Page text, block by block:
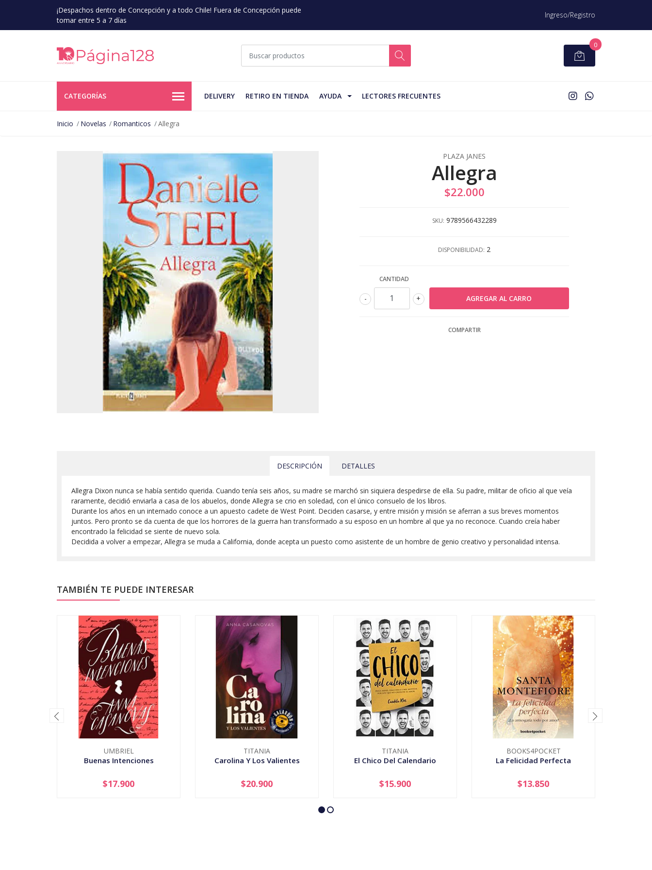
¡Despachos dentro de Concepción y a todo Chile! Fuera de Concepción puede
tomar entre 5 a 7 días
Ingreso/Registro
0
CATEGORÍAS DELIVERY RETIRO EN TIENDA AYUDA LECTORES FRECUENTES
Inicio Novelas Romanticos Allegra
PLAZA JANES
Allegra
$22.000
SKU: 9789566432289
DISPONIBILIDAD: 2
CANTIDAD
+
-
COMPARTIR
DESCRIPCIÓN DETALLES
Allegra Dixon nunca se había sentido querida. Cuando tenía seis años, su madre se marchó sin siquiera despedirse de ella. Su padre, militar de oficio al que veía
raramente, decidió enviarla a casa de los abuelos, donde Allegra se crio en soledad, con el único consuelo de los libros.
Durante los años en un internado conoce a un apuesto cadete de West Point. Deciden casarse, y entre misión y misión se aferran a sus breves momentos
juntos. Pero pronto se da cuenta de que los horrores de la guerra han transformado a su esposo en un hombre al que ya no reconoce. Cuando creía haber
encontrado la felicidad se siente de nuevo sola.
Decidida a volver a empezar, Allegra se muda a California, donde acepta un puesto como asistente de un hombre de genio creativo y personalidad intensa.
TAMBIÉN TE PUEDE INTERESAR
UMBRIEL
Buenas Intenciones
+
$17.900
TITANIA
Carolina Y Los Valientes
+
$20.900
TITANIA
El Chico Del Calendario
+
$15.900
BOOKS4POCKET
La Felicidad Perfecta
+
$13.850